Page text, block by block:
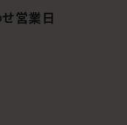
営業日